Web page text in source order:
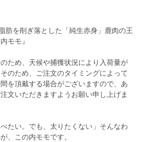
肪を削ぎ落とした「純生赤身」鹿肉の王
モモ』
ため、天候や捕獲状況により入荷量が
のため、ご注文のタイミングによって
を頂戴する場合がございますので、あ
文いただきますようお願い申し上げま
たい。でも、太りたくない」そんなわ
、この内モモです。